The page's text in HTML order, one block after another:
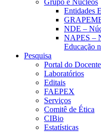
Grupo e Núcleos
Entidades
NDE –
NAPES –
Educação
Pesquisa
Portal do
Laboratórios
Editais
FAEPEX
Serviços
Comitê de Ética
CIBio
Estatísticas